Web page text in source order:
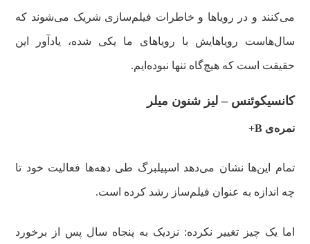
می‌کنند و در رویاها و خاطرات فیلم‌سازی شریک می‌شوند که
سال‌هاست رویاهایش با رویاهای ما یکی شده، یادآور این
حقیقت است که هیچ‌گاه تنها نبوده‌ایم.
کانسیکوئنس – لیز شنون میلر
نمره‌ی B+
تمام این‌ها نشان می‌دهد اسپیلبرگ طی دهه‌ها فعالیت خود تا
چه اندازه به عنوان فیلم‌ساز رشد کرده است.
اما یک چیز تغییر نکرده: نزدیک به پنجاه سال پس از برخورد